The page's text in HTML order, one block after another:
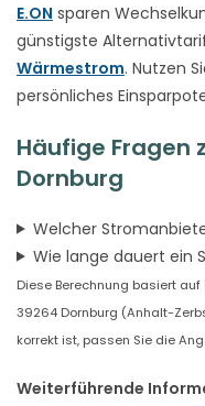
E.ON sparen
günstigste
Wärmestrom. Nutzen
persönliches
Häufige Fragen
Dornburg
Welcher
Wie lange dauert ein
Diese Berechnung basiert
39264 Dornburg (Anhalt-
korrekt ist, passen Sie die
Weiterführende